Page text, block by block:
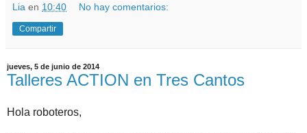
Lia en 10:40 No hay comentarios:
Compartir
jueves, 5 de junio de 2014
Talleres ACTION en Tres Cantos
Hola roboteros,